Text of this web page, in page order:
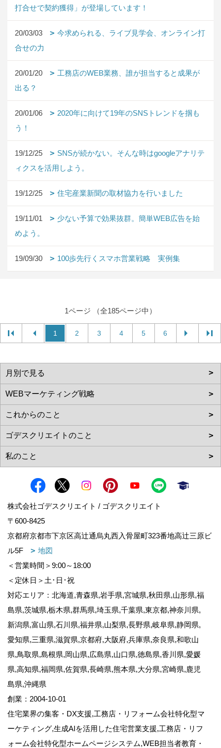
打合せで契約獲得」が登場しています！
20/03/03
今求められる、ライブ見学会、オンライン打
合せの力
20/01/20
工務店のWEB業務、誰が担当すると成果が
出る？
20/01/06
2020年に向けて19年のSNSトレンドを掴も
う！
19/12/25
SNSが続かない。そんな時はgoogleアナリテ
ィクスを活用しよう。
19/12/25 住宅産業新聞の取材協力を行いました
19/11/01
少ない予算で効果抜群。簡単WEB広告を始
めよう。
19/09/30 100歩先行くスマホ営業戦略 実例集
1ページ （全185ページ中）
1 2 3 4 5 6
株式会社ゴデスクリエイト / ゴデスクリエイト
〒600-8425
京都府京都市下京区高辻通烏丸西入骨屋町323番地高辻三原ビ
ル5F
地図
＜営業時間＞9:00～18:00
＜定休日＞土･日･祝
対応エリア：北海道,青森県,岩手県,宮城県,秋田県,山形県,福
島県,茨城県,栃木県,群馬県,埼玉県,千葉県,東京都,神奈川県,
新潟県,富山県,石川県,福井県,山梨県,長野県,岐阜県,静岡県,
愛知県,三重県,滋賀県,京都府,大阪府,兵庫県,奈良県,和歌山
県,鳥取県,島根県,岡山県,広島県,山口県,徳島県,香川県,愛媛
県,高知県,福岡県,佐賀県,長崎県,熊本県,大分県,宮崎県,鹿児
島県,沖縄県
創業：2004-10-01
住宅業界の集客・DX支援,工務店・リフォーム会社特化型マ
ーケティング,生成AIを活用した住宅営業支援,工務店・リフ
ォーム会社特化型ホームページシステム,WEB担当者教育・